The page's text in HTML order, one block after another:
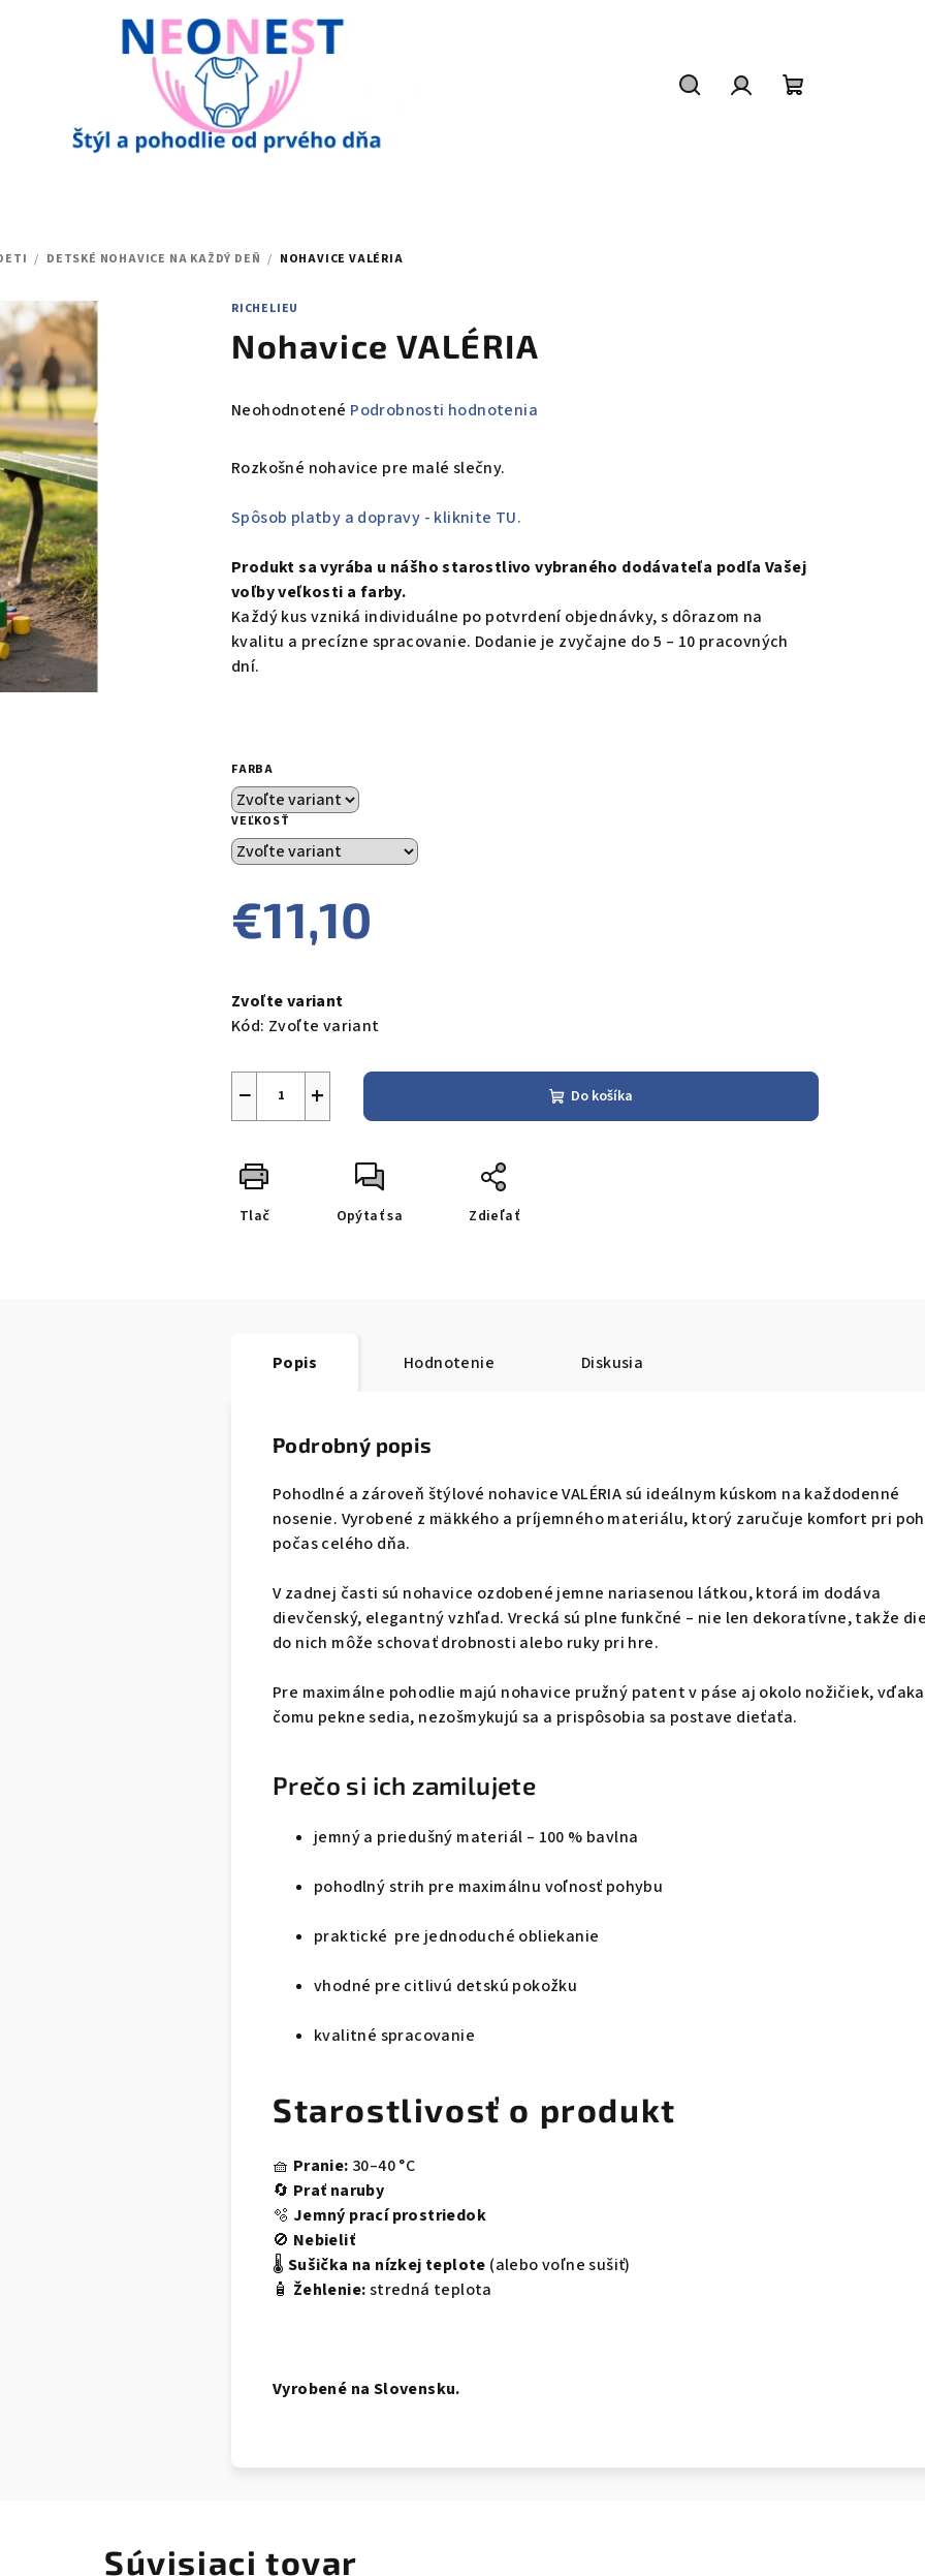
/ DETSKÉ NOHAVICE NA KAŽDÝ DEŇ / NOHAVICE VALÉRIA
RICHELIEU
Nohavice VALÉRIA
Priemerné
produktu
0,0
5
hviezdičiek.
Neohodnotené Podrobnosti hodnotenia
Rozkošné nohavice pre malé slečny.
Spôsob platby a dopravy - kliknite TU.
Produkt sa vyrába u nášho starostlivo vybraného dodávateľa podľa Vašej
voľby veľkosti a farby.
Každý kus vzniká individuálne po potvrdení objednávky, s dôrazom na
kvalitu a precízne spracovanie. Dodanie je zvyčajne do 5 – 10 pracovných
dní.
FARBA
VEĽKOSŤ
€11,10
cena:
Zvoľte variant
Kód: Zvoľte variant
+
− Do košíka
Tlač Opýtať sa Zdieľať
Popis Hodnotenie Diskusia
Podrobný popis
Pohodlné a zároveň štýlové nohavice VALÉRIA sú ideálnym kúskom na každodenné
nosenie. Vyrobené z mäkkého a príjemného materiálu, ktorý zaručuje komfort pri
počas celého dňa.
V zadnej časti sú nohavice ozdobené jemne nariasenou látkou, ktorá im dodáva
dievčenský, elegantný vzhľad. Vrecká sú plne funkčné – nie len dekoratívne, takže
do nich môže schovať drobnosti alebo ruky pri hre.
Pre maximálne pohodlie majú nohavice pružný patent v páse aj okolo nožičiek, vďaka
čomu pekne sedia, nezošmykujú sa a prispôsobia sa postave dieťaťa.
Prečo si ich zamilujete
jemný a priedušný materiál – 100 % bavlna
pohodlný strih pre maximálnu voľnosť pohybu
praktické pre jednoduché obliekanie
vhodné pre citlivú detskú pokožku
kvalitné spracovanie
Starostlivosť o produkt
🧺 Pranie: 30–40 °C
🔄 Prať naruby
🫧 Jemný prací prostriedok
🚫 Nebieliť
🌡️ Sušička na nízkej teplote (alebo voľne sušiť)
🧴 Žehlenie:stredná teplota
Vyrobené na Slovensku.
Súvisiaci tovar